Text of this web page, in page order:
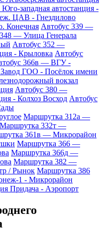
западная автостанция -
ЦАВ - Гнездилово
Конечная Автобус 339 —
— Улица Генерала
Автобус 352 —
- Крыловка Автобус
366в — ВГУ -
ГОО - Посёлок имени
вокзал
Автобус 380 —
- Колхоз Восход Автобус
Маршрутка 312а —
Маршрутка 332т —
361в — Микрорайон
Маршрутка 366 —
Маршрутка 366д —
Маршрутка 382 —
/ Рынок Маршрутка 386
1 - Микрорайон
Придача - Аэропорт